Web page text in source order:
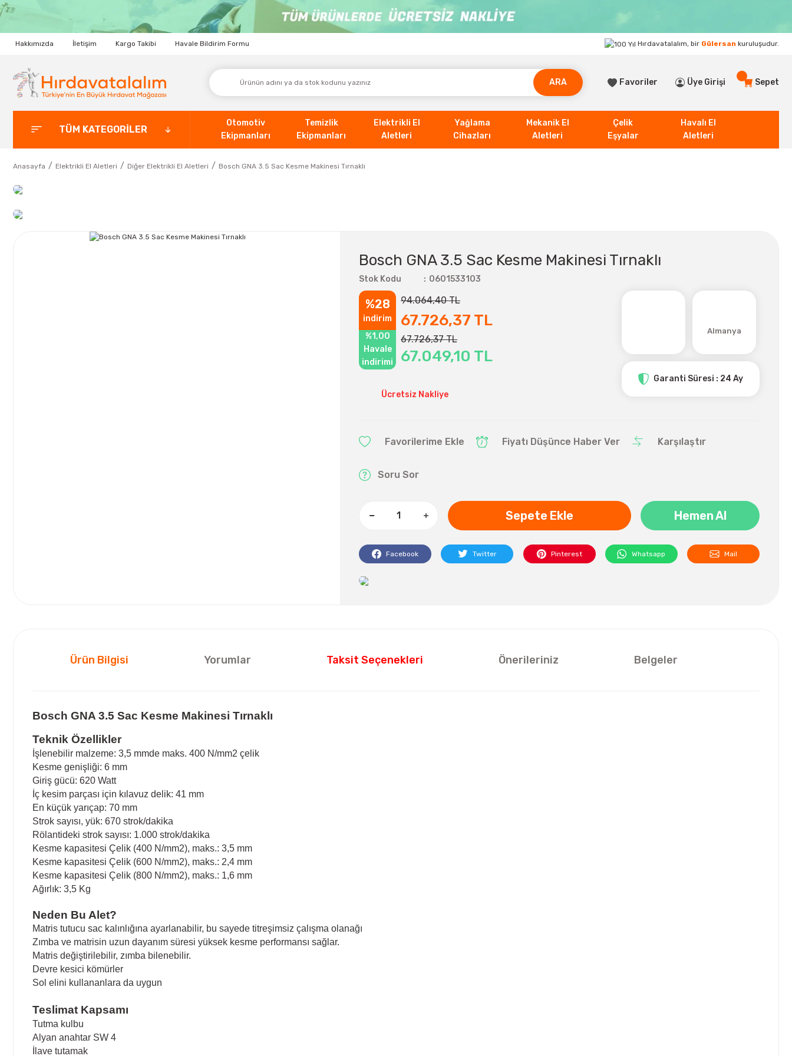
Hakkımızda İletişim Kargo Takibi Havale Bildirim Formu Hırdavatalalım, bir Gülersan kuruluşudur.
ARA Favoriler Üye Girişi Sepet
TÜM KATEGORİLER
Otomotiv
Ekipmanları
Temizlik
Ekipmanları
Elektrikli El
Aletleri
Yağlama
Cihazları
Mekanik El
Aletleri
Çelik
Eşyalar
Havalı El
Aletleri
Anasayfa Elektrikli El Aletleri Diğer Elektrikli El Aletleri Bosch GNA 3.5 Sac Kesme Makinesi Tırnaklı
Bosch GNA 3.5 Sac Kesme Makinesi Tırnaklı
Stok Kodu 0601533103
%28
indirim
94.064,40 TL
67.726,37 TL
%1,00
Havale
indirimi
67.726,37 TL
67.049,10 TL
Ücretsiz Nakliye
Almanya
Garanti Süresi : 24 Ay
Fiyatı Düşünce Haber Ver Karşılaştır
Soru Sor
Sepete Ekle Hemen Al
Facebook Twitter Pinterest Whatsapp Mail
Ürün Bilgisi Yorumlar Taksit Seçenekleri Önerileriniz Belgeler
Bosch GNA 3.5 Sac Kesme Makinesi Tırnaklı
Teknik Özellikler
İşlenebilir malzeme: 3,5 mmde maks. 400 N/mm2 çelik
Kesme genişliği: 6 mm
Giriş gücü: 620 Watt
İç kesim parçası için kılavuz delik: 41 mm
En küçük yarıçap: 70 mm
Strok sayısı, yük: 670 strok/dakika
Rölantideki strok sayısı: 1.000 strok/dakika
Kesme kapasitesi Çelik (400 N/mm2), maks.: 3,5 mm
Kesme kapasitesi Çelik (600 N/mm2), maks.: 2,4 mm
Kesme kapasitesi Çelik (800 N/mm2), maks.: 1,6 mm
Ağırlık: 3,5 Kg
Neden Bu Alet?
Matris tutucu sac kalınlığına ayarlanabilir, bu sayede titreşimsiz çalışma olanağı
Zımba ve matrisin uzun dayanım süresi yüksek kesme performansı sağlar.
Matris değiştirilebilir, zımba bilenebilir.
Devre kesici kömürler
Sol elini kullananlara da uygun
Teslimat Kapsamı
Tutma kulbu
Alyan anahtar SW 4
İlave tutamak